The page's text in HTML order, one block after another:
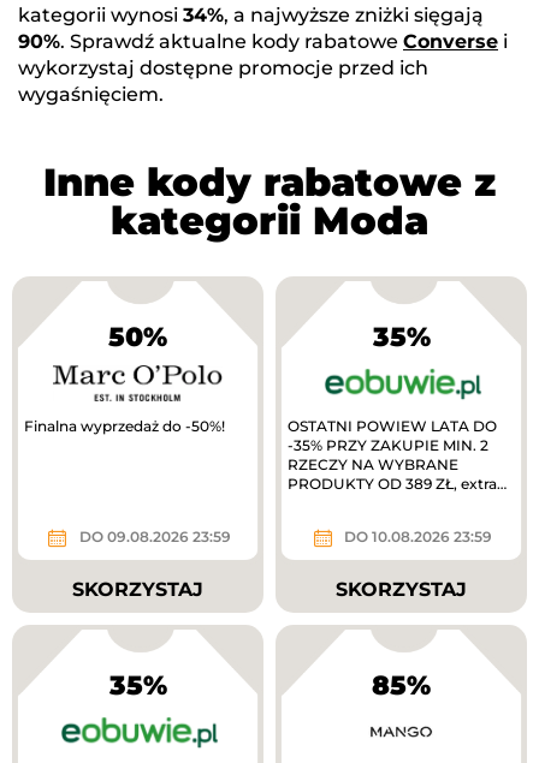
kategorii wynosi 34%, a najwyższe zniżki sięgają
90%. Sprawdź aktualne kody rabatowe Converse i
wykorzystaj dostępne promocje przed ich
wygaśnięciem.
Inne kody rabatowe z
kategorii Moda
50%
Finalna wyprzedaż do -50%!
DO 09.08.2026 23:59
SKORZYSTAJ
35%
OSTATNI POWIEW LATA DO
-35% PRZY ZAKUPIE MIN. 2
RZECZY NA WYBRANE
PRODUKTY OD 389 ZŁ, extra
DO 10.08.2026 23:59
SKORZYSTAJ
35% 85%